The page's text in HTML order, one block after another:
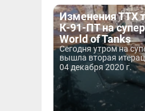
Изменения ТТХ
К-91-ПТ на
World of Tanks
Сегодня утром на
вышла вторая
04 декабря 2020 г.